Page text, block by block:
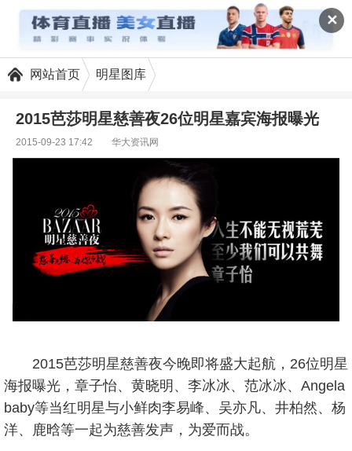
✕
网站首页 明星图库
2015芭莎明星慈善夜26位明星嘉宾海报曝光
2015-09-23 17:42 华大资讯网
2015芭莎明星慈善夜今晚即将盛大起航，26位明星
海报曝光，章子怡、黄晓明、李冰冰、范冰冰、Angela
baby等当红明星与小鲜肉李易峰、吴亦凡、井柏然、杨
洋、鹿晗等一起为慈善发声，为爱而战。